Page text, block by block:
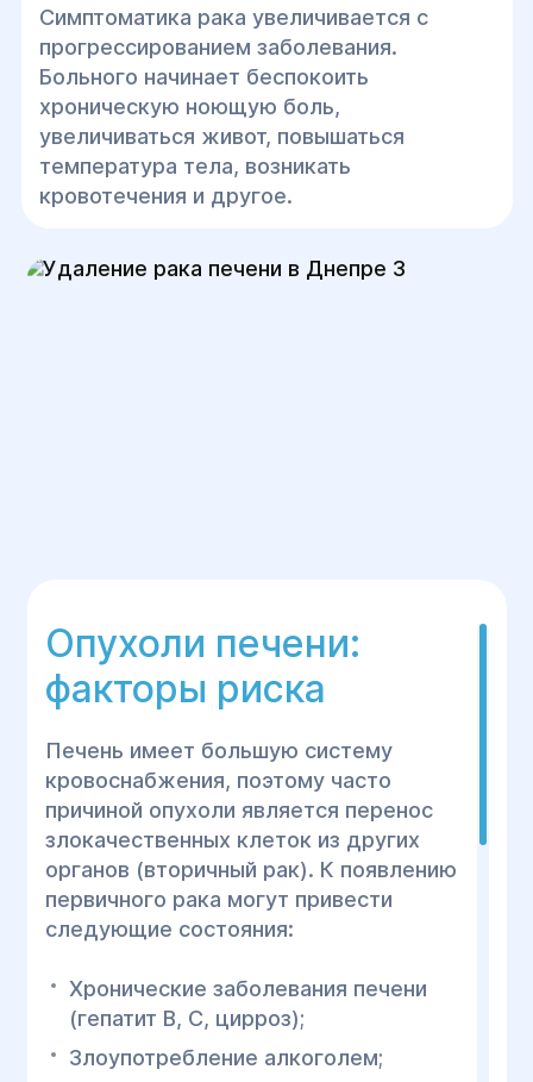
Симптоматика рака увеличивается с
прогрессированием заболевания.
Больного начинает беспокоить
хроническую ноющую боль,
увеличиваться живот, повышаться
температура тела, возникать
кровотечения и другое.
Опухоли печени:
факторы риска
Печень имеет большую систему
кровоснабжения, поэтому часто
причиной опухоли является перенос
злокачественных клеток из других
органов (вторичный рак). К появлению
первичного рака могут привести
следующие состояния:
Хронические заболевания печени
(гепатит В, С, цирроз);
Злоупотребление алкоголем;